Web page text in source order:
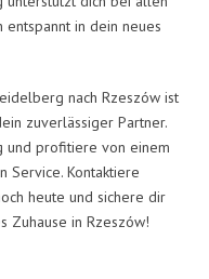
entspannt in dein neues
nach Rzeszów ist
zuverlässiger Partner.
und profitiere von einem
Service. Kontaktiere
heute und sichere dir
Zuhause in Rzeszów!